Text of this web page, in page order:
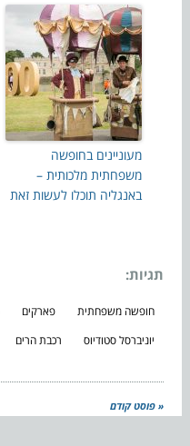
מעוניינים בחופשה
משפחתית מלכותית –
באנגליה תוכלו לעשות זאת
תגיות:
חופשה משפחתית פארקים
יוניברסל סטודיוס
רכבת הרים
« פוסט קודם